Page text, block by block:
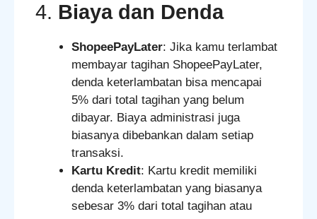
4. Biaya dan Denda
ShopeePayLater: Jika kamu terlambat
membayar tagihan ShopeePayLater,
denda keterlambatan bisa mencapai
5% dari total tagihan yang belum
dibayar. Biaya administrasi juga
biasanya dibebankan dalam setiap
transaksi.
Kartu Kredit: Kartu kredit memiliki
denda keterlambatan yang biasanya
sebesar 3% dari total tagihan atau